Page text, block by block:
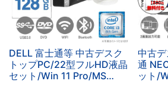
DELL 富士通等 中古デスク
トップPC/22型フルHD液晶
セット/Win 11 Pro/MS
中古
通
ット/